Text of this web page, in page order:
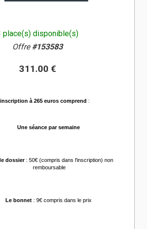
place(s) disponible(s)
Offre#153583
311.00 €
à 265 euros comprend :
Une séance par semaine
dossier : 50€ (compris dans l'inscription) non
remboursable
Le bonnet : 9€ compris dans le prix